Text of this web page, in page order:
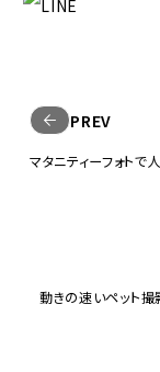
PREV
マタニティーフォトで
動きの速いペット撮